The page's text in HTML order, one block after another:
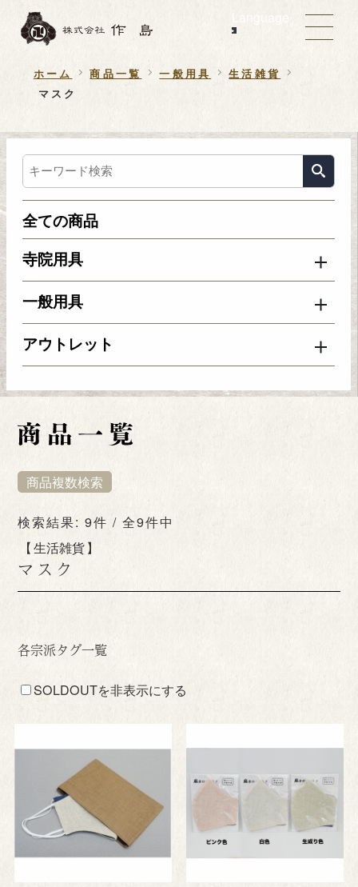
Language
ホーム 商品一覧 一般用具
生活雑貨
マスク
全ての商品
寺院用具
一般用具
アウトレット
商品複数検索
マスク
生活雑貨
検索結果: 9件 / 全9件中
各宗派タグ一覧
SOLDOUTを非表示にする